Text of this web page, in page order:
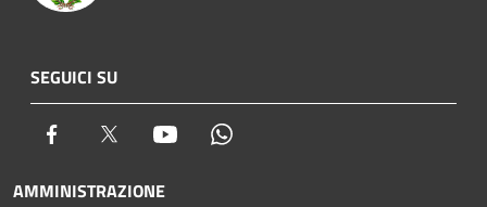
SEGUICI SU
Facebook Twitter Youtube
AMMINISTRAZIONE